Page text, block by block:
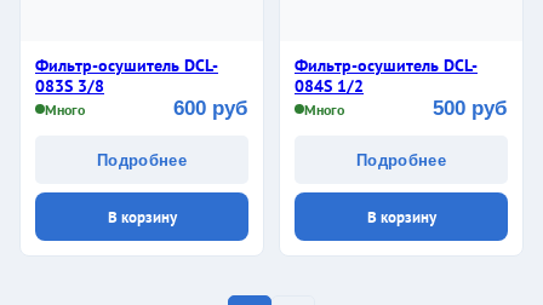
Фильтр-осушитель DCL-
083S 3/8
Много 600 руб
Подробнее
В корзину
Фильтр-осушитель DCL-
084S 1/2
Много 500 руб
Подробнее
В корзину